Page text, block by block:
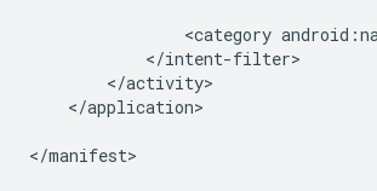
<category android :
</intent-filter
</activity
</application>
</manifest>